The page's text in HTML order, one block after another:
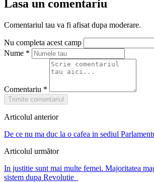
Lasa un comentariu
Comentariul tau va fi afisat dupa moderare.
Nu completa acest camp
Nume *
Comentariu *
Trimite comentariul
Articolul anterior
De ce nu ma duc la o cafea in sediul
Articolul următor
In justitie sunt mai multe femei. Majoritatea
sistem dupa Revolutie